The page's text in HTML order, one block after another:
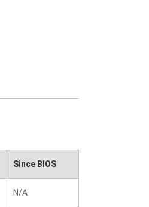
Since BIOS
N/A